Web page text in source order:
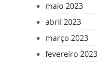
maio 2023
abril 2023
março 2023
fevereiro 2023